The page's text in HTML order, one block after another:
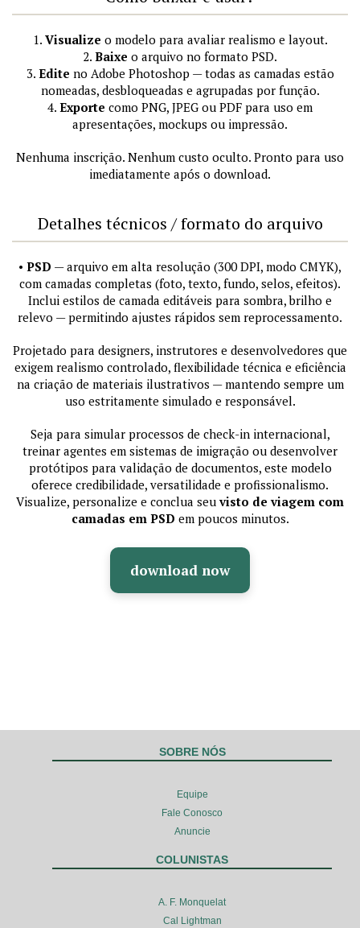
1. Visualize o modelo para avaliar realismo e layout.
2. Baixe o arquivo no formato PSD.
3. Edite no Adobe Photoshop — todas as camadas estão
nomeadas, desbloqueadas e agrupadas por função.
4. Exporte como PNG, JPEG ou PDF para uso em
apresentações, mockups ou impressão.
Nenhuma inscrição. Nenhum custo oculto. Pronto para uso
imediatamente após o download.
Detalhes técnicos / formato do arquivo
• PSD — arquivo em alta resolução (300 DPI, modo CMYK),
com camadas completas (foto, texto, fundo, selos, efeitos).
Inclui estilos de camada editáveis para sombra, brilho e
relevo — permitindo ajustes rápidos sem reprocessamento.
Projetado para designers, instrutores e desenvolvedores que
exigem realismo controlado, flexibilidade técnica e eficiência
na criação de materiais ilustrativos — mantendo sempre um
uso estritamente simulado e responsável.
Seja para simular processos de check-in internacional,
treinar agentes em sistemas de imigração ou desenvolver
protótipos para validação de documentos, este modelo
oferece credibilidade, versatilidade e profissionalismo.
Visualize, personalize e conclua seuvisto de viagem com
camadas em PSD em poucos minutos.
download now
SOBRE NÓS
Equipe
Fale Conosco
Anuncie
COLUNISTAS
A. F. Monquelat
Cal Lightman